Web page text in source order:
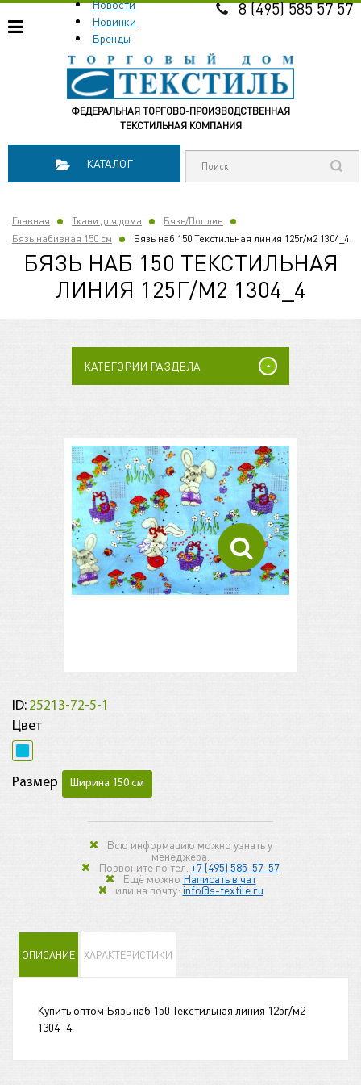
ФЕДЕРАЛЬНАЯ ТОРГОВО-ПРОИЗВОДСТВЕННАЯ
ТЕКСТИЛЬНАЯ КОМПАНИЯ
Новости
Новинки
Бренды
8 (495) 585 57 57
КАТАЛОГ
Главная Ткани для дома
Бязь/Поплин
Бязь набивная 150 см
Бязь наб 150 Текстильная линия 125г/м2 1304_4
БЯЗЬ НАБ 150 ТЕКСТИЛЬНАЯ
ЛИНИЯ 125Г/М2 1304_4
КАТЕГОРИИ РАЗДЕЛА
ID: 25213-72-5-1
Цвет
Размер Ширина 150 см
Всю информацию можно узнать у
менеджера.
Позвоните по тел. +7 (495) 585-57-57
Ещё можно Написать в чат
или на почту:info@s-textile.ru
ОПИСАНИЕ ХАРАКТЕРИСТИКИ
Купить оптом Бязь наб 150 Текстильная линия 125г/м2
1304_4